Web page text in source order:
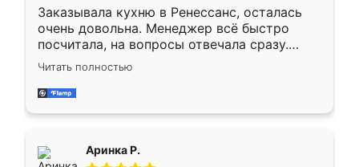
Заказывала кухню в Ренессанс, осталась
очень довольна. Менеджер всё быстро
посчитала, на вопросы отвечала сразу.
Замерщик приехал в субботу, подошёл к
делу со всей ответственностью. Собрали
за день, ребята работали аккуратно, даже
Читать полностью
Аринка Р.